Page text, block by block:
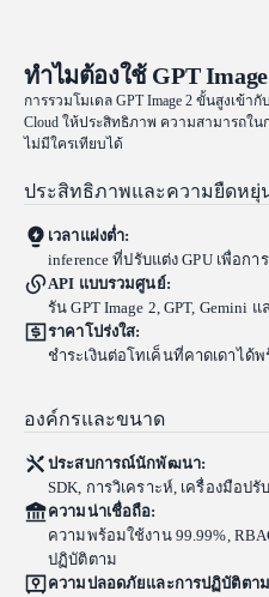
ทำไมต้องใช้ GPT
การรวมโมเดล GPT Image 2 ขั้นสูงเข้
Cloud ให้ประสิทธิภาพ ความสามารถ
ไม่มีใครเทียบได้
ประสิทธิภาพและความยืดหยุ่
เวลาแฝงต่ำ:
inference ที่ปรับแต่ง GPU เพื่อก
API แบบรวมศูนย์:
รัน GPT Image 2, GPT, Gemini
ราคาโปร่งใส:
ชำระเงินต่อโทเค็นที่คาดเดาได้พ
องค์กรและขนาด
ประสบการณ์นักพัฒนา:
SDK, การวิเคราะห์, เครื่องมือป
ความน่าเชื่อถือ:
ความพร้อมใช้งาน 99.99%,
ปฏิบัติตาม
ความปลอดภัยและการปฏิบัติตา